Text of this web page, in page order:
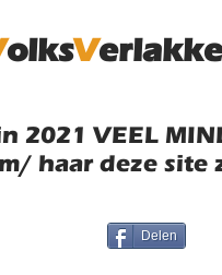
olksV
2021 VEEL
haar deze site
Delen